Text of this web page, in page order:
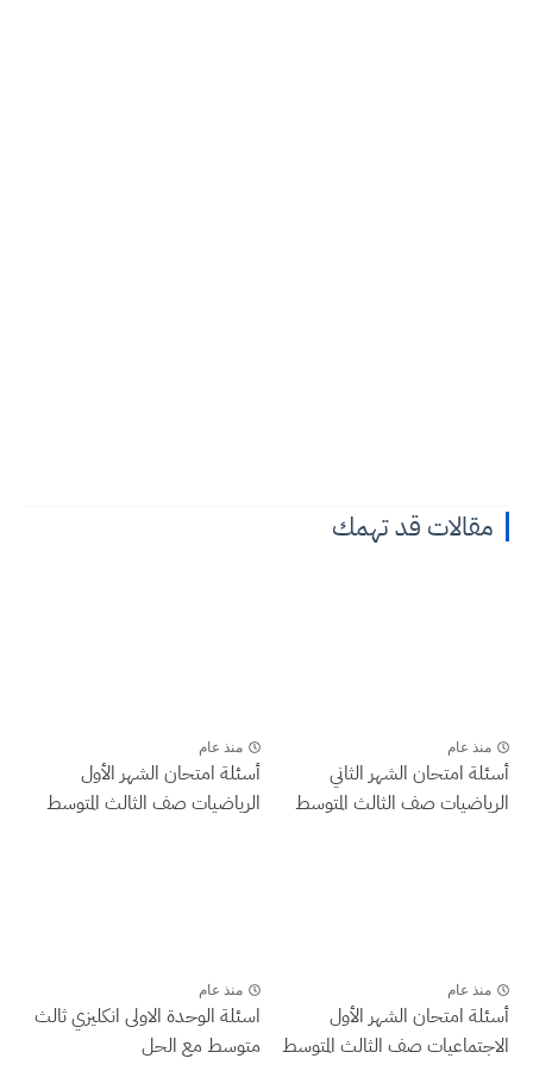
مقالات قد تهمك
منذ عام
أسئلة امتحان الشهر الثاني
الرياضيات صف الثالث المتوسط
منذ عام
أسئلة امتحان الشهر الأول
الرياضيات صف الثالث المتوسط
منذ عام
أسئلة امتحان الشهر الأول
الاجتماعيات صف الثالث المتوسط
منذ عام
اسئلة الوحدة الاولى انكليزي ثالث
متوسط مع الحل